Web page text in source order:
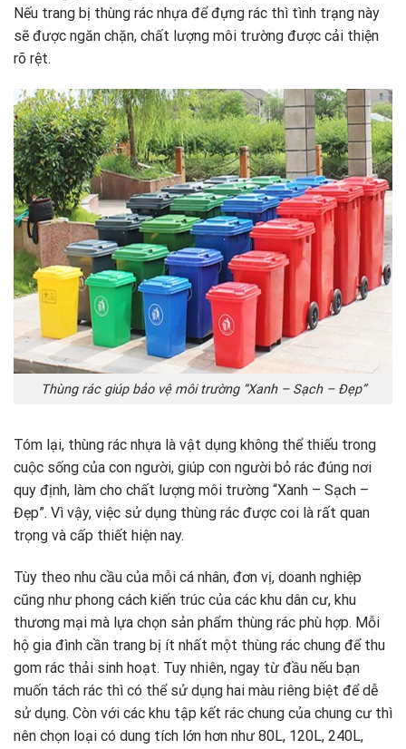
Nếu trang bị thùng rác nhựa để đựng rác thì tình trạng này
sẽ được ngăn chặn, chất lượng môi trường được cải thiện
rõ rệt.
Thùng rác giúp bảo vệ môi trường “Xanh – Sạch – Đẹp”
Tóm lại, thùng rác nhựa là vật dụng không thể thiếu trong
cuộc sống của con người, giúp con người bỏ rác đúng nơi
quy định, làm cho chất lượng môi trường “Xanh – Sạch –
Đẹp”. Vì vậy, việc sử dụng thùng rác được coi là rất quan
trọng và cấp thiết hiện nay.
Tùy theo nhu cầu của mỗi cá nhân, đơn vị, doanh nghiệp
cũng như phong cách kiến ​​trúc của các khu dân cư, khu
thương mại mà lựa chọn sản phẩm thùng rác phù hợp. Mỗi
hộ gia đình cần trang bị ít nhất một thùng rác chung để thu
gom rác thải sinh hoạt. Tuy nhiên, ngay từ đầu nếu bạn
muốn tách rác thì có thể sử dụng hai màu riêng biệt để dễ
sử dụng. Còn với các khu tập kết rác chung của chung cư thì
nên chọn loại có dung tích lớn hơn như 80L, 120L, 240L,